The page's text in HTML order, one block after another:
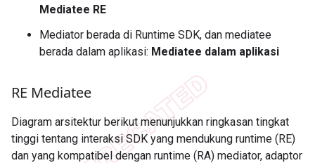
Mediatee RE
Mediator berada di Runtime SDK, dan mediatee
berada dalam aplikasi: Mediatee dalam aplikasi
RE Mediatee
Diagram arsitektur berikut menunjukkan ringkasan tingkat
tinggi tentang interaksi SDK yang mendukung runtime (RE)
dan yang kompatibel dengan runtime (RA) mediator, adaptor